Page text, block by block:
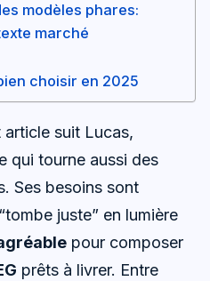
modèles phares:
marché
choisir en 2025
suit Lucas,
qui tourne aussi des
Ses besoins sont
juste” en lumière
pour composer
prêts à livrer. Entre